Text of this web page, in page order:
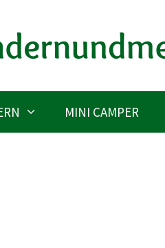
MINI CAMPER